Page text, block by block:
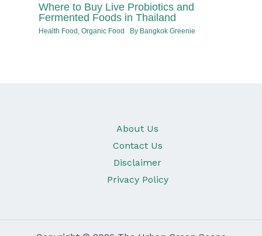
Where to Buy Live Probiotics and
Fermented Foods in Thailand
Health Food,Organic Food By Bangkok Greenie
About Us
Contact Us
Disclaimer
Privacy Policy